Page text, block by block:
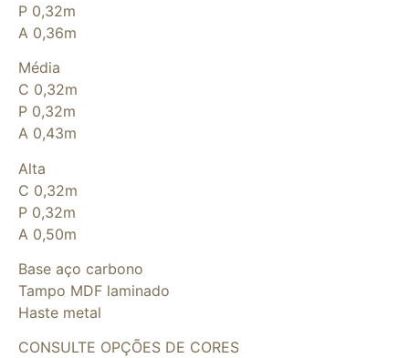
P 0,32m
A 0,36m
Média
C 0,32m
P 0,32m
A 0,43m
Alta
C 0,32m
P 0,32m
A 0,50m
Base aço carbono
Tampo MDF laminado
Haste metal
CONSULTE OPÇÕES DE CORES